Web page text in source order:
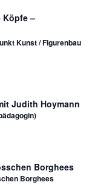
Köpfe –
Kunst / Figurenbau
Judith Hoymann
Borghees
Borghees